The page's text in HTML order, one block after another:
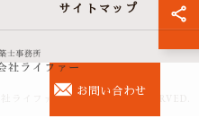
お問い合わせ
サイトマップ
ライファー ALL RIGHTS RESERVED.